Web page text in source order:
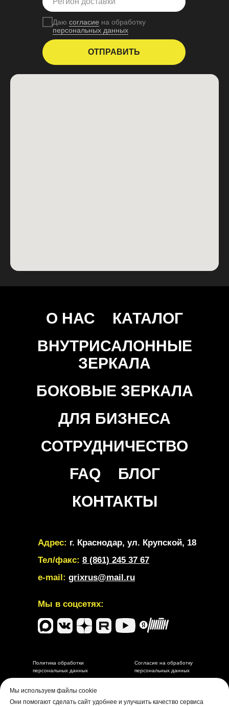
Мы используем файлы cookie
Они помогают сделать сайт удобнее и улучшить качество сервиса
Даю согласие на обработку
персональных данных
ОТПРАВИТЬ
О НАС
КАТАЛОГ
ВНУТРИСАЛОННЫЕ
ЗЕРКАЛА
БОКОВЫЕ ЗЕРКАЛА
ДЛЯ БИЗНЕСА
СОТРУДНИЧЕСТВО
FAQ
БЛОГ
КОНТАКТЫ
Мы в соцсетях:
Адрес: г. Краснодар, ул. Крупской, 18
Тел/факс: 8 (861) 245 37 67
e-mail: grixrus@mail.ru
Разработка и маркетинговое сопровождение depdes.ru
Политика обработки
персональных данных
Согласие на обработку
персональных данных